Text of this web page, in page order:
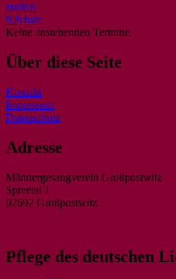
zurück
Nächste
Keine anstehenden Termine.
Über diese Seite
Kontakt
Impressum
Datenschutz
Adresse
Männergesangverein Großpostwitz
Spreetal 1
02692 Großpostwitz
Pflege des deutschen